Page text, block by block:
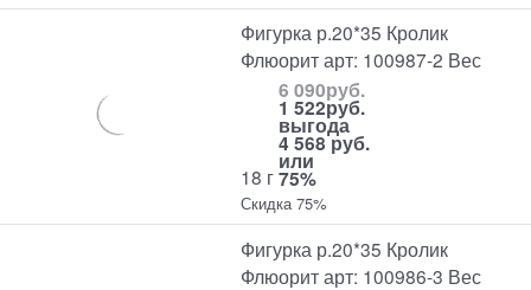
Фигурка р.20*35 Кролик
Флюорит арт: 100987-2 Вес
18 г
6 090руб.
1 522руб.
выгода
4 568 руб.
или
75%
Скидка 75%
Фигурка р.20*35 Кролик
Флюорит арт: 100986-3 Вес